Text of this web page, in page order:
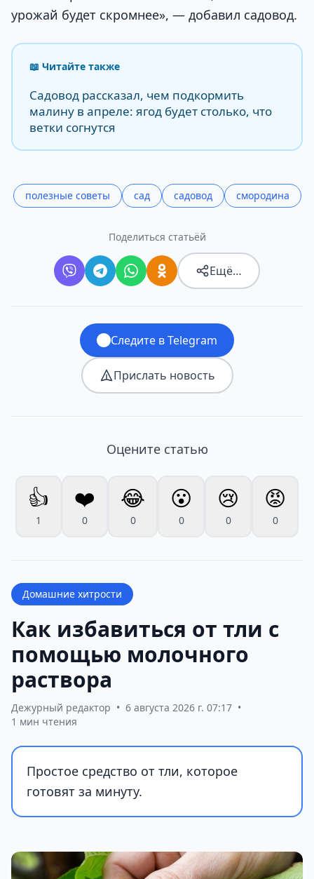
урожай будет скромнее», — добавил садовод.
📖 Читайте также
Садовод рассказал, чем подкормить
малину в апреле: ягод будет столько, что
ветки согнутся
полезные советы сад садовод смородина
Поделиться статьёй
Ещё…
Следите в Telegram
Прислать новость
Оцените статью
👍
1
❤️
0
😂
0
😮
0
😢
0
😡
0
Домашние хитрости
Как избавиться от тли с
помощью молочного
раствора
Дежурный редактор • 6 августа 2026 г. 07:17 •
1 мин чтения
Простое средство от тли, которое
готовят за минуту.